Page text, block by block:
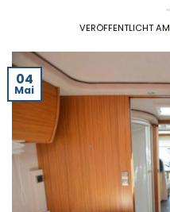
VERÖFFENTLICHT AM
04
Mai